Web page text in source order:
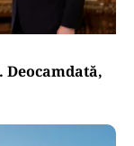
Deocamdată,